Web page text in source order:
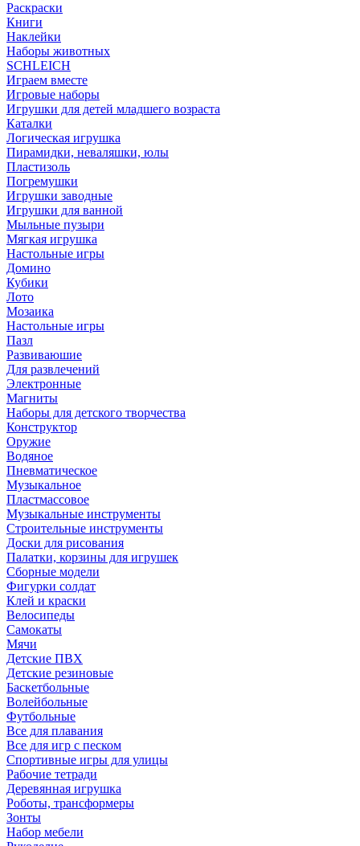
Раскраски
Книги
Наклейки
Наборы животных
SCHLEICH
Играем вместе
Игровые наборы
Игрушки для детей младшего возраста
Каталки
Логическая игрушка
Пирамидки, неваляшки, юлы
Пластизоль
Погремушки
Игрушки заводные
Игрушки для ванной
Мыльные пузыри
Мягкая игрушка
Настольные игры
Домино
Кубики
Лото
Мозаика
Настольные игры
Пазл
Развиваюшие
Для развлечений
Электронные
Магниты
Наборы для детского творчества
Конструктор
Оружие
Водяное
Пневматическое
Музыкальное
Пластмассовое
Музыкальные инструменты
Строительные инструменты
Доски для рисования
Палатки, корзины для игрушек
Сборные модели
Фигурки солдат
Клей и краски
Велосипеды
Самокаты
Мячи
Детские ПВХ
Детские резиновые
Баскетбольные
Волейбольные
Футбольные
Все для плавания
Все для игр с песком
Спортивные игры для улицы
Рабочие тетради
Деревянная игрушка
Роботы, трансформеры
Зонты
Набор мебели